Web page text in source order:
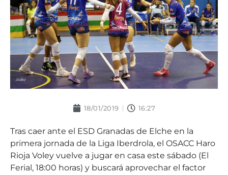
18/01/2019 16:27
Tras caer ante el ESD Granadas de Elche en la
primera jornada de la Liga Iberdrola, el OSACC Haro
Rioja Voley vuelve a jugar en casa este sábado (El
Ferial, 18:00 horas) y buscará aprovechar el factor